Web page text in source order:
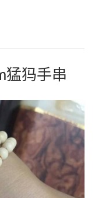
猛犸手串